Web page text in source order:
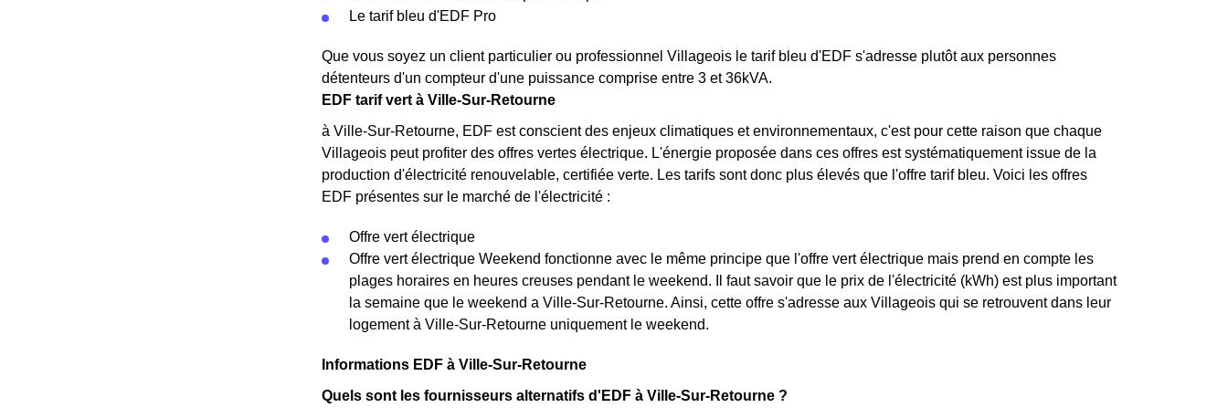
Le tarif bleu d'EDF Pro
Que vous soyez un client particulier ou professionnel Villageois le tarif bleu d'EDF s'adresse plutôt aux personnes
détenteurs d'un compteur d'une puissance comprise entre 3 et 36kVA.
EDF tarif vert à Ville-Sur-Retourne
à Ville-Sur-Retourne, EDF est conscient des enjeux climatiques et environnementaux, c'est pour cette raison que chaque
Villageois peut profiter des offres vertes électrique. L'énergie proposée dans ces offres est systématiquement issue de la
production d'électricité renouvelable, certifiée verte. Les tarifs sont donc plus élevés que l'offre tarif bleu. Voici les offres
EDF présentes sur le marché de l'électricité :
Offre vert électrique
Offre vert électrique Weekend fonctionne avec le même principe que l'offre vert électrique mais prend en compte les
plages horaires en heures creuses pendant le weekend. Il faut savoir que le prix de l'électricité (kWh) est plus important
la semaine que le weekend a Ville-Sur-Retourne. Ainsi, cette offre s'adresse aux Villageois qui se retrouvent dans leur
logement à Ville-Sur-Retourne uniquement le weekend.
Informations EDF à Ville-Sur-Retourne
Quels sont les fournisseurs alternatifs d'EDF à Ville-Sur-Retourne ?